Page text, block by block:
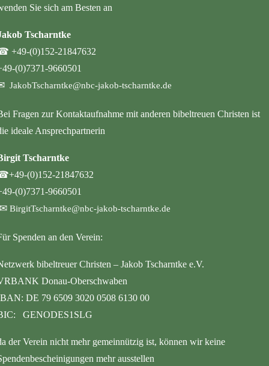
Sie sich am Besten an
Tscharntke
+49-(0)152-21847632
(0)7371-9660501
JakobTscharntke@nbc-jakob-tscharntke.de
Fragen zur Kontaktaufnahme mit anderen bibeltreuen Christen ist
ideale Ansprechpartnerin
Tscharntke
+49-(0)152-21847632
(0)7371-9660501
BirgitTscharntke@nbc-jakob-tscharntke.de
Spenden an den Verein:
bibeltreuer Christen – Jakob Tscharntke e.V.
Donau-Oberschwaben
DE 79 6509 3020 0508 6130 00
GENODES1SLG
der Verein nicht mehr gemeinnützig ist, können wir keine
mehr ausstellen